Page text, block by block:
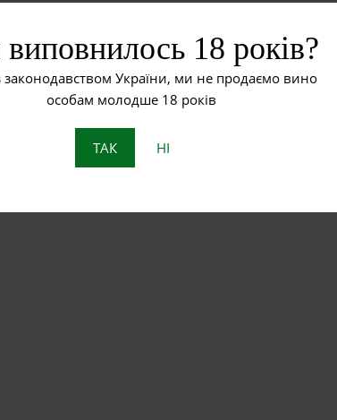
18 років?
законодавством України, ми не продаємо вино
особам молодше 18 років
ТАК НІ
ВІДПОВІДЬ